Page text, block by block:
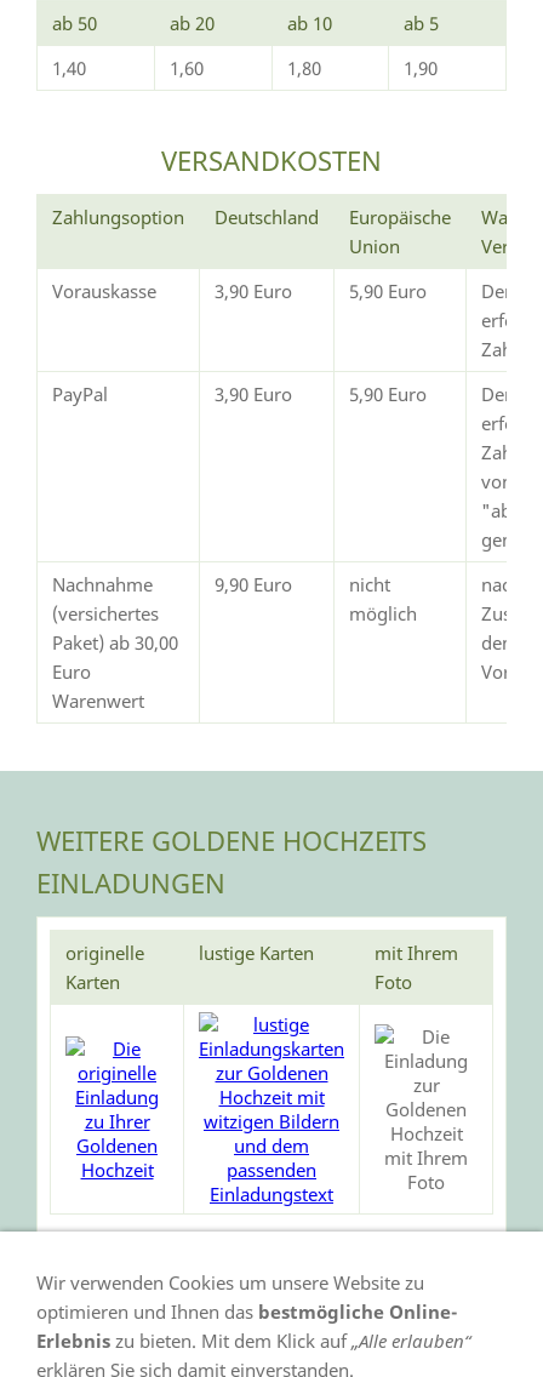
ab 50 ab 20 ab 10
ab 5
1,40
1,60 1,80 1,90
VERSANDKOSTEN
Zahlungsoption Deutschland
Europäische
Union
Wann
Vorauskasse
3,90 Euro 5,90 Euro
Der
erfolgt
PayPal
3,90 Euro 5,90 Euro
Der
von
Nachnahme
(versichertes
Paket) ab 30,00
Euro
Warenwert
9,90 Euro
nicht
möglich
nach
dem
WEITERE GOLDENE HOCHZEITS
EINLADUNGEN
originelle
Karten
lustige Karten
mit Ihrem
Foto
Wir verwenden Cookies um unsere Website zu
optimieren und Ihnen das bestmögliche Online-
Erlebnis zu bieten. Mit dem Klick auf„Alle erlauben“
erklären Sie sich damit einverstanden.